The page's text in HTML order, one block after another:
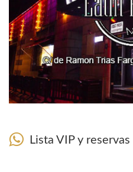
Lista VIP y reservas